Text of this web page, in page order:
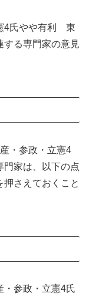
4氏やや有利 東
する専門家の意見
・参政・立憲4
家は、以下の点
さえておくこと
・参政・立憲4氏